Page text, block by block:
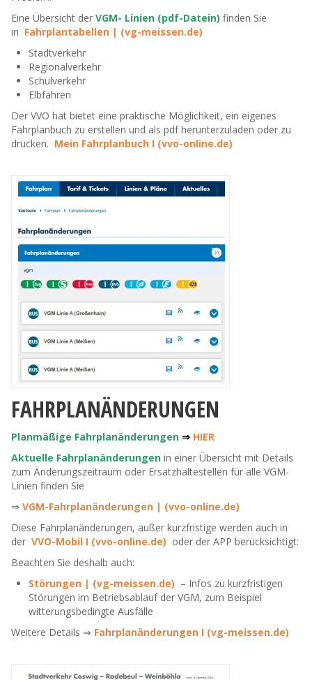
Eine Übersicht der VGM- Linien (pdf-Datein) finden Sie
in Fahrplantabellen | (vg-meissen.de)
Stadtverkehr
Regionalverkehr
Schulverkehr
Elbfähren
Der VVO hat bietet eine praktische Möglichkeit, ein eigenes
Fahrplanbuch zu erstellen und als pdf herunterzuladen oder zu
drucken. Mein Fahrplanbuch I (vvo-online.de)
FAHRPLANÄNDERUNGEN
Planmäßige Fahrplanänderungen ⇒ HIER
Aktuelle Fahrplanänderungen in einer Übersicht mit Details
zum Änderungszeitraum oder Ersatzhaltestellen für alle VGM-
Linien finden Sie
⇒ VGM-Fahrplanänderungen | (vvo-online.de)
Diese Fahrplanänderungen, außer kurzfristige werden auch in
der VVO-Mobil I (vvo-online.de) oder der APP berücksichtigt:
Beachten Sie deshalb auch:
Störungen | (vg-meissen.de) – Infos zu kurzfristigen
Störungen im Betriebsablauf der VGM, zum Beispiel
witterungsbedingte Ausfälle
Weitere Details ⇒ Fahrplanänderungen I (vg-meissen.de)